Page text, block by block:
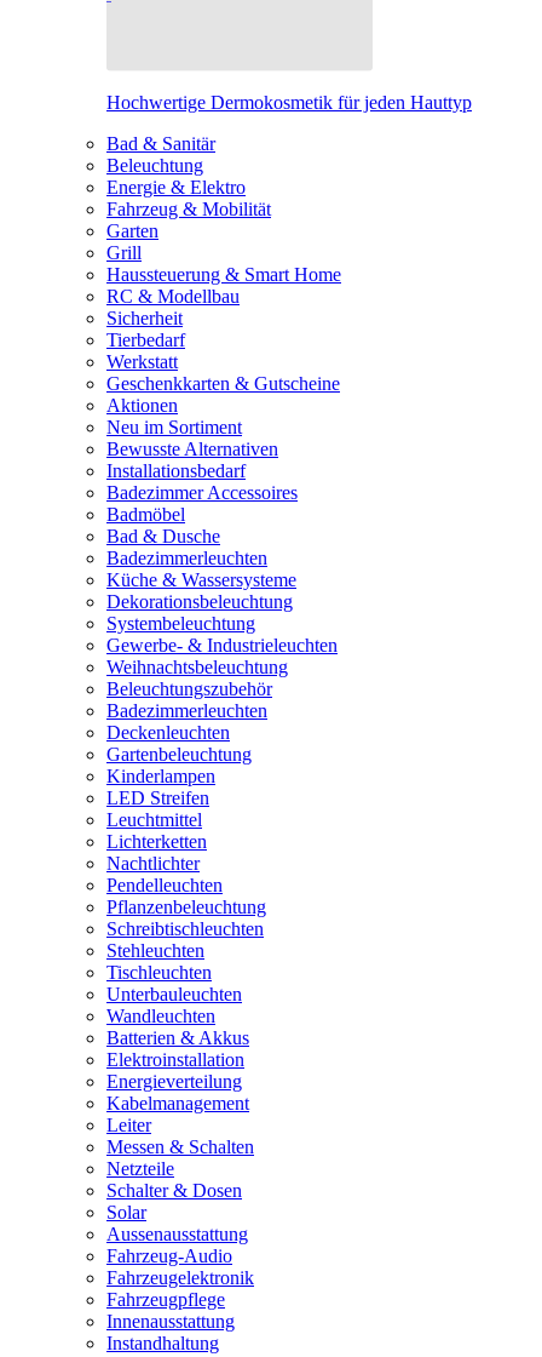
Hochwertige Dermokosmetik für jeden Hauttyp
Bad & Sanitär
Beleuchtung
Energie & Elektro
Fahrzeug & Mobilität
Garten
Grill
Haussteuerung & Smart Home
RC & Modellbau
Sicherheit
Tierbedarf
Werkstatt
Geschenkkarten & Gutscheine
Aktionen
Neu im Sortiment
Bewusste Alternativen
Installationsbedarf
Badezimmer Accessoires
Badmöbel
Bad & Dusche
Badezimmerleuchten
Küche & Wassersysteme
Dekorationsbeleuchtung
Systembeleuchtung
Gewerbe- & Industrieleuchten
Weihnachtsbeleuchtung
Beleuchtungszubehör
Badezimmerleuchten
Deckenleuchten
Gartenbeleuchtung
Kinderlampen
LED Streifen
Leuchtmittel
Lichterketten
Nachtlichter
Pendelleuchten
Pflanzenbeleuchtung
Schreibtischleuchten
Stehleuchten
Tischleuchten
Unterbauleuchten
Wandleuchten
Batterien & Akkus
Elektroinstallation
Energieverteilung
Kabelmanagement
Leiter
Messen & Schalten
Netzteile
Schalter & Dosen
Solar
Aussenausstattung
Fahrzeug-Audio
Fahrzeugelektronik
Fahrzeugpflege
Innenausstattung
Instandhaltung